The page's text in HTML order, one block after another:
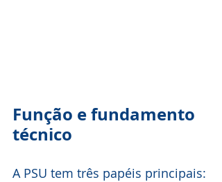
Função e fundamento
técnico
A PSU tem três papéis principais: